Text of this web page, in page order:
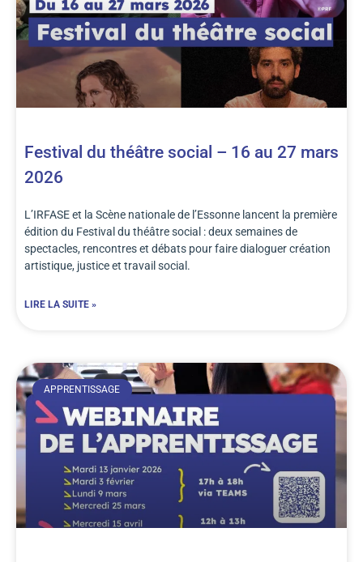
Festival du théâtre social – 16 au 27 mars
2026
L’IRFASE et la Scène nationale de l’Essonne lancent la première
édition du Festival du théâtre social : deux semaines de
spectacles, rencontres et débats pour faire dialoguer création
artistique, justice et travail social.
LIRE LA SUITE »
APPRENTISSAGE